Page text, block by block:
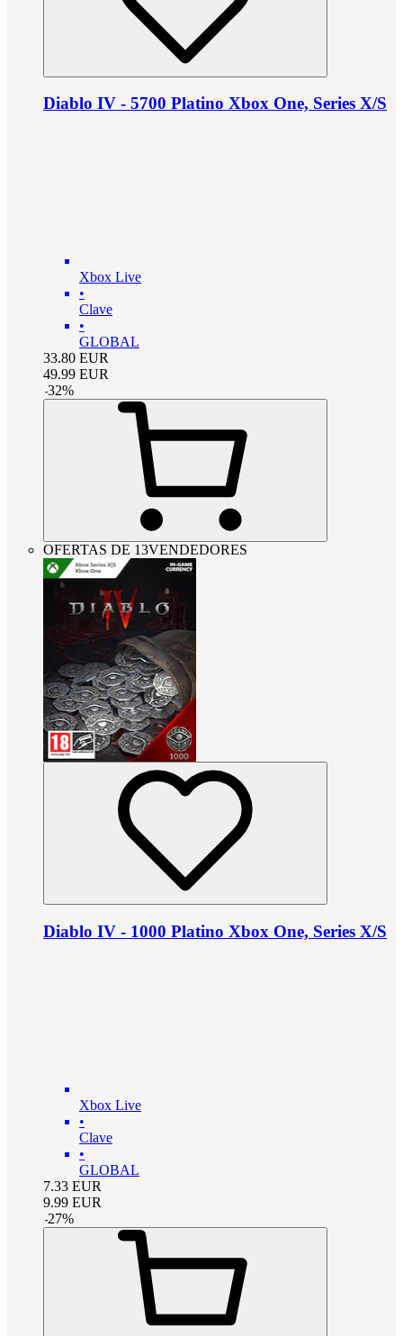
Diablo IV - 5700 Platino Xbox One, Series X/S
Xbox Live
•
Clave
•
GLOBAL
33.80 EUR
49.99 EUR
-32%
OFERTAS DE 13VENDEDORES
Diablo IV - 1000 Platino Xbox One, Series X/S
Xbox Live
•
Clave
•
GLOBAL
7.33 EUR
9.99 EUR
-27%